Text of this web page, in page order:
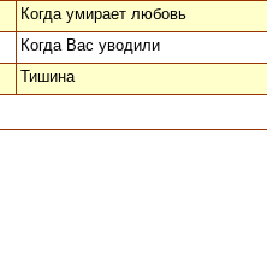
Когда умирает любовь
Когда Вас уводили
Тишина